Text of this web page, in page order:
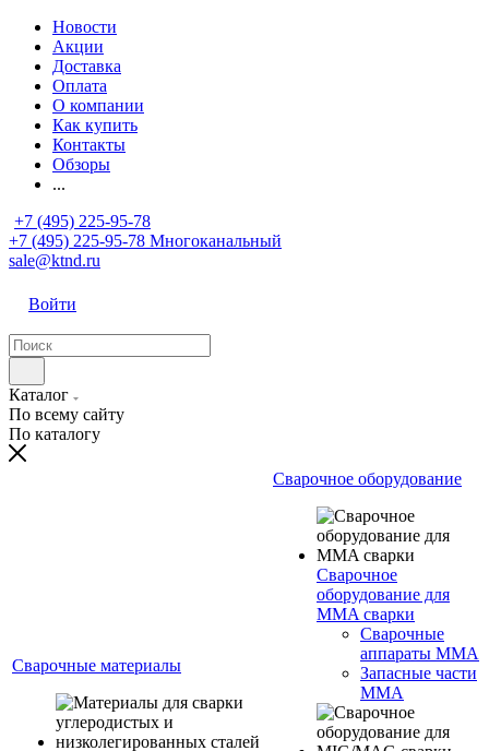
Новости
Акции
Доставка
Оплата
О компании
Как купить
Контакты
Обзоры
...
+7 (495) 225-95-78
+7 (495) 225-95-78 Многоканальный
sale@ktnd.ru
Войти
Каталог
По всему сайту
По каталогу
Сварочные материалы
Сварочное оборудование
Сварочное
оборудование для
MMA сварки
Сварочные
аппараты MMA
Запасные части
MMA